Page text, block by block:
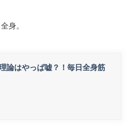
身。
論はやっぱ嘘？！毎日全身筋